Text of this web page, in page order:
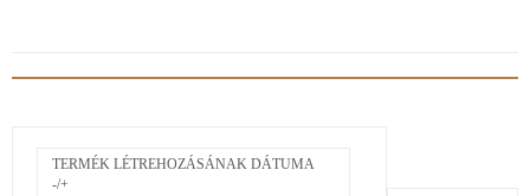
TERMÉK LÉTREHOZÁSÁNAK DÁTUMA
-/+